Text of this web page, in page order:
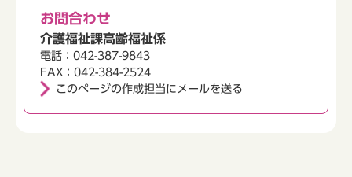
お問合わせ
介護福祉課高齢福祉係
電話：042-387-9843
FAX：042-384-2524
このページの作成担当にメールを送る